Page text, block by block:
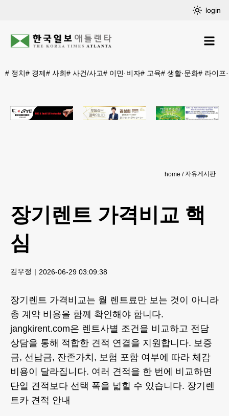
login
# 정치# 경제# 사회# 사건/사고# 이민·비자# 교육# 생활·문화# 라이프
home 자유게시판
장기렌트 가격비교 핵
심
김우정 2026-06-29 03:09:38
장기렌트 가격비교는 월 렌트료만 보는 것이 아니라
총 계약 비용을 함께 확인해야 합니다.
jangkirent.com은 렌트사별 조건을 비교하고 전담
상담을 통해 적합한 견적 연결을 지원합니다. 보증
금, 선납금, 잔존가치, 보험 포함 여부에 따라 체감
비용이 달라집니다. 여러 견적을 한 번에 비교하면
단일 견적보다 선택 폭을 넓힐 수 있습니다. 장기렌
트카 견적 안내